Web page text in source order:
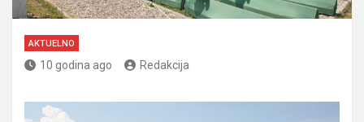
AKTUELNO
10 godina ago Redakcija